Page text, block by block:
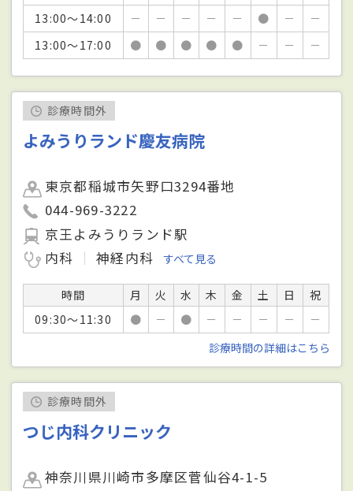
13:00～14:00
－ － － － － ● －
－
13:00～17:00
● ● ● ● ● － － －
診療時間外
よみうりランド慶友病院
東京都稲城市矢野口3294番地
044-969-3222
京王よみうりランド駅
内科
神経内科 すべて見る
時間 月 火 水 木 金 土 日
祝
09:30～11:30
● － ● － － － －
－
診療時間の詳細はこちら
診療時間外
つじ内科クリニック
神奈川県川崎市多摩区菅仙谷4-1-5